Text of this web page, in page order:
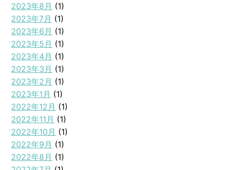
2023年8月 (1)
2023年7月 (1)
2023年6月 (1)
2023年5月 (1)
2023年4月 (1)
2023年3月 (1)
2023年2月 (1)
2023年1月 (1)
2022年12月 (1)
2022年11月 (1)
2022年10月 (1)
2022年9月 (1)
2022年8月 (1)